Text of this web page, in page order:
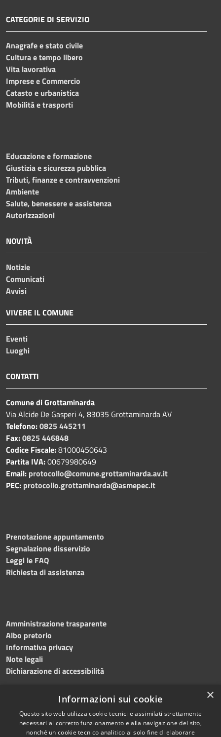
CATEGORIE DI SERVIZIO
Anagrafe e stato civile
Cultura e tempo libero
Vita lavorativa
Imprese e Commercio
Catasto e urbanistica
Mobilità e trasporti
Educazione e formazione
Giustizia e sicurezza pubblica
Tributi, finanze e contravvenzioni
Ambiente
Salute, benessere e assistenza
Autorizzazioni
NOVITÀ
Notizie
Comunicati
Avvisi
VIVERE IL COMUNE
Eventi
Luoghi
CONTATTI
Comune di Grottaminarda
Via Alcide De Gasperi 4, 83035 Grottaminarda AV
Telefono:0825 445211
Fax:0825 446848
Codice Fiscale:81000450643
Partita IVA:00679980649
Email: protocollo@comune.grottaminarda.av.it
PEC: protocollo.grottaminarda@asmepec.it
Prenotazione appuntamento
Segnalazione disservizio
Leggi le FAQ
Richiesta di assistenza
Amministrazione trasparente
Albo pretorio
Informativa privacy
Note legali
Dichiarazione di accessibilità
RSS
Accessibilità
Copyright © 2024 •
Comune diGrottaminarda
×
Informazioni sui cookie
Questo sito web utilizza cookie tecnici e assimilati strettamente
necessari al corretto funzionamento e alla navigazione del sito,
nonché un cookie tecnico analitico al solo fine di elaborare